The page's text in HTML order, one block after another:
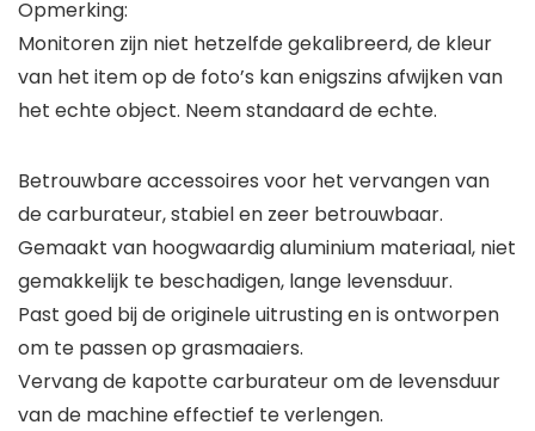
Opmerking:
Monitoren zijn niet hetzelfde gekalibreerd, de kleur
van het item op de foto’s kan enigszins afwijken van
het echte object. Neem standaard de echte.
Betrouwbare accessoires voor het vervangen van
de carburateur, stabiel en zeer betrouwbaar.
Gemaakt van hoogwaardig aluminium materiaal, niet
gemakkelijk te beschadigen, lange levensduur.
Past goed bij de originele uitrusting en is ontworpen
om te passen op grasmaaiers.
Vervang de kapotte carburateur om de levensduur
van de machine effectief te verlengen.